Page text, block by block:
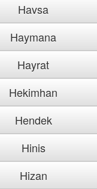
Havsa
Haymana
Hayrat
Hekimhan
Hendek
Hinis
Hizan